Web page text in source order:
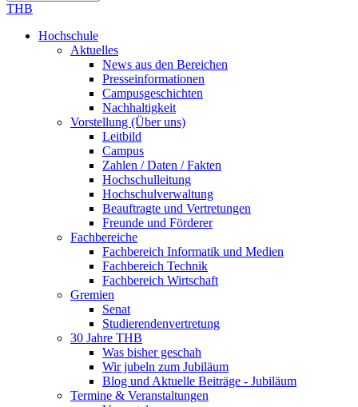
THB
Hochschule
Aktuelles
News aus den Bereichen
Presseinformationen
Campusgeschichten
Nachhaltigkeit
Vorstellung (Über uns)
Leitbild
Campus
Zahlen / Daten / Fakten
Hochschulleitung
Hochschulverwaltung
Beauftragte und Vertretungen
Freunde und Förderer
Fachbereiche
Fachbereich Informatik und Medien
Fachbereich Technik
Fachbereich Wirtschaft
Gremien
Senat
Studierendenvertretung
30 Jahre THB
Was bisher geschah
Wir jubeln zum Jubiläum
Blog und Aktuelle Beiträge - Jubiläum
Termine & Veranstaltungen